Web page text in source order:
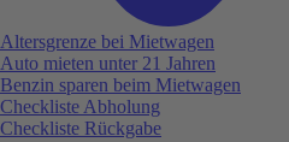
Altersgrenze bei Mietwagen
Auto mieten unter 21 Jahren
Benzin sparen beim Mietwagen
Checkliste Abholung
Checkliste Rückgabe